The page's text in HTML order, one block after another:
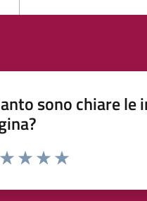
sono chiare
da 1 a 5 stelle la pagina